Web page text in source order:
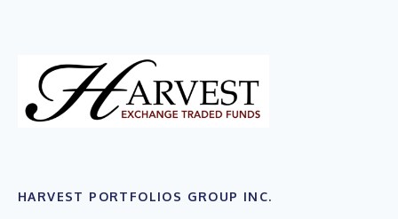
HARVEST PORTFOLIOS GROUP INC.